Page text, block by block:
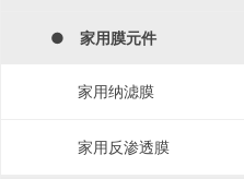
● 家用膜元件
家用纳滤膜
家用反渗透膜